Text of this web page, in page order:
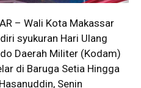
– Wali Kota Makassar
syukuran Hari Ulang
Daerah Militer (Kodam)
di Baruga Setia Hingga
Senin